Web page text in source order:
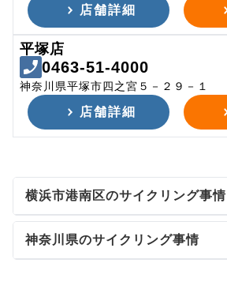
店舗詳細
平塚店
0463-51-4000
神奈川県平塚市四之宮５－２９－１
店舗詳細
横浜市港南区のサイクリング事情
神奈川県のサイクリング事情